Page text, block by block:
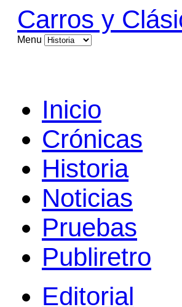
Carros y
Menu
Inicio
Crónicas
Historia
Noticias
Pruebas
Publiretro
Editorial